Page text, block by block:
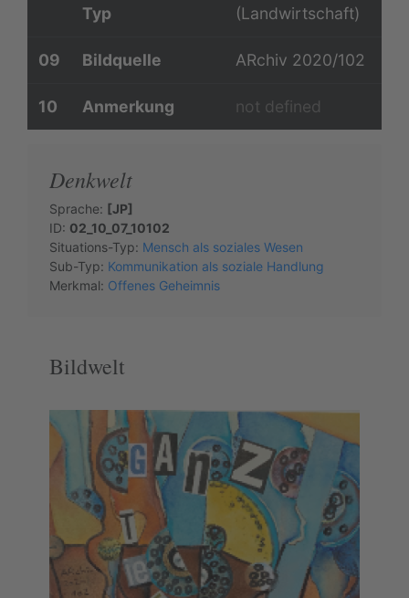
Typ
(Landwirtschaft)
09 Bildquelle ARchiv 2020/102
10 Anmerkung not defined
Denkwelt
Sprache: [JP]
ID: 02_10_07_10102
Situations-Typ: Mensch als soziales Wesen
Sub-Typ: Kommunikation als soziale Handlung
Merkmal: Offenes Geheimnis
Bildwelt